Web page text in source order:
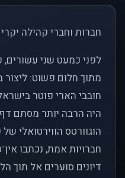
חברות וחברי קהילה
מתוך חלום פשוט:
חובבי הארי פוטר
היה הרבה יותר מסתם
הוגוורטס הווירטואלי
חברויות אמת, נכתבו
דיונים סוערים אל תוך